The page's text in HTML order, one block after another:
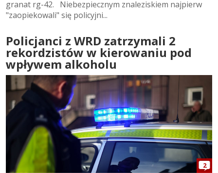
granat rg-42. Niebezpiecznym znaleziskiem najpierw
"zaopiekowali" się policyjni...
Policjanci z WRD zatrzymali 2
rekordzistów w kierowaniu pod
wpływem alkoholu
2